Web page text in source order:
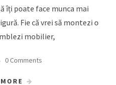
îți poate face munca mai
Fie că vrei să montezi o
mobilier,
0 Comments